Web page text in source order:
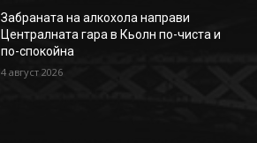
Забраната на алкохола направи
Централната гара в Кьолн по-чиста и
по-спокойна
4 август 2026